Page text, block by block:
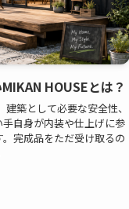
HOUSEとは？
築として必要な安全性、
自身が内装や仕上げに参
完成品をただ受け取るの